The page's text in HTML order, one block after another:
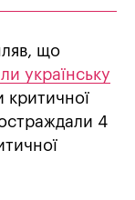
що
українську
критичної
4